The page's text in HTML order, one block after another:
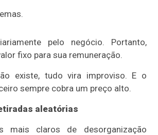
pelo negócio. Portanto,
fixo para sua remuneração.
existe, tudo vira improviso. E o
sempre cobra um preço alto.
aleatórias
mais claros de desorganização